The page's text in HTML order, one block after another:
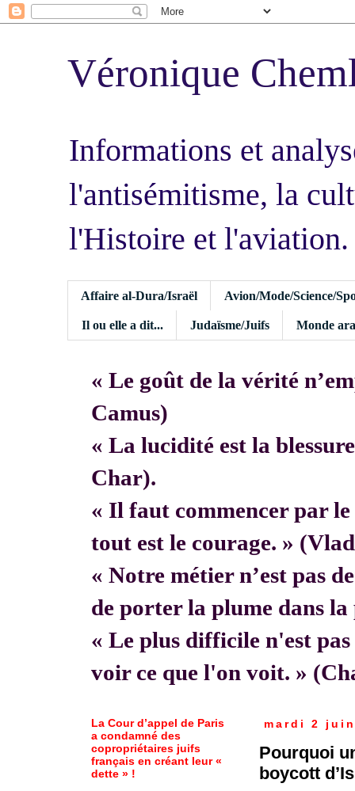
Véronique
Informations et
l'antisémitisme, la
l'Histoire et l'aviation.
Affaire al-Dura/Israël Avion/Mode/Science/
Il ou elle a dit... Judaïsme/Juifs Monde
« Le goût de la vérité
Camus)
« La lucidité est la
Char).
« Il faut commencer par le
tout est le courage. »
« Notre métier n’est pas
de porter la plume dans
« Le plus difficile n'est
voir ce que l'on voit. »
mardi 2
Pourquoi
boycott
La Cour d’appel de Paris
a condamné des
copropriétaires juifs
français en créant leur «
dette » !